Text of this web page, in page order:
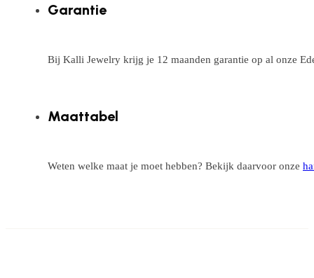
Garantie
Bij Kalli Jewelry krijg je 12 maanden garantie op al onze
Maattabel
Weten welke maat je moet hebben? Bekijk daarvoor onze